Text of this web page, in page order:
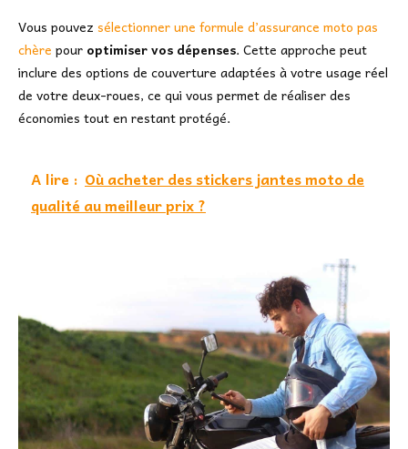
Vous pouvez sélectionner une formule d’assurance moto pas
chère pour optimiser vos dépenses. Cette approche peut
inclure des options de couverture adaptées à votre usage réel
de votre deux-roues, ce qui vous permet de réaliser des
économies tout en restant protégé.
A lire : Où acheter des stickers jantes moto de
qualité au meilleur prix ?